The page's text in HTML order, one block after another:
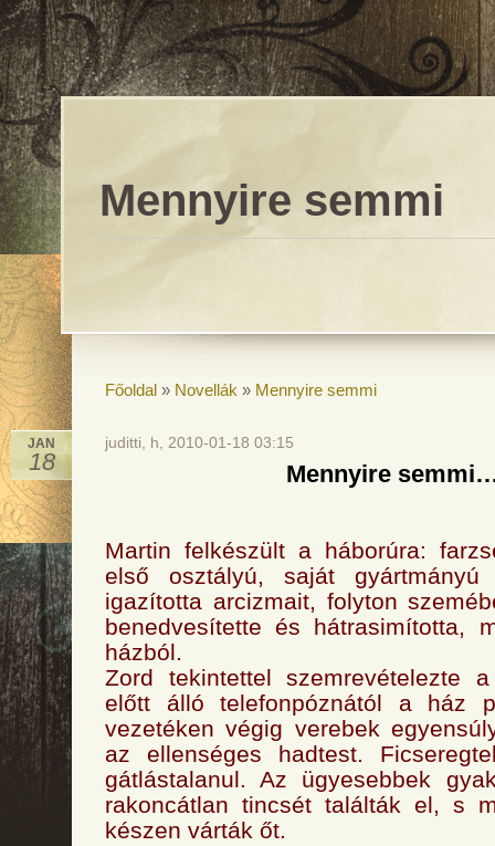
Mennyire semmi
Főoldal » Novellák » Mennyire semmi
JAN
18
juditti, h, 2010-01-18 03:15
Mennyire
Martin felkészült a háborúra:
első osztályú, saját gyártmányú
igazította arcizmait, folyton
benedvesítette és hátrasimította,
házból.
Zord tekintettel szemrevételezte
előtt álló telefonpóznától a ház
vezetéken végig verebek
az ellenséges hadtest.
gátlástalanul. Az ügyesebbek
rakoncátlan tincsét találták el, s
készen várták őt.